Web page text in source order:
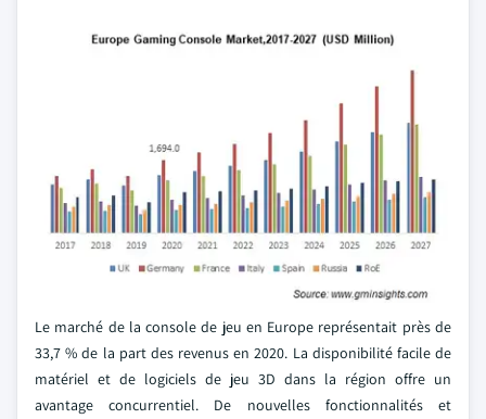
Le marché de la console de jeu en Europe représentait près de
33,7 % de la part des revenus en 2020. La disponibilité facile de
matériel et de logiciels de jeu 3D dans la région offre un
avantage concurrentiel. De nouvelles fonctionnalités et